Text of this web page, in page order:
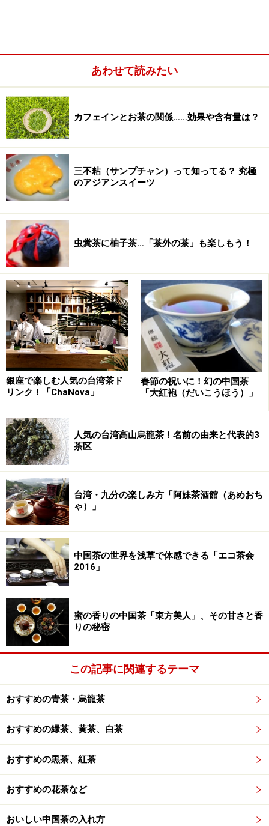
街の入り口から始まる商店街には美味しいものが沢山！
小さなお店が連なる細い路地を歩けば、沢山のかわいい
小物や美味しそうな食べ物に出会えます。また、山の斜
折見える海の風景がとても素敵な場所です。
雰囲気抜群！「阿妹茶酒館（あめおち
ゃ）」
今回ご紹介するのは、そんな坂道の町にある「阿妹茶酒
館」です。ご存知の方も多いと思いますが、この茶館が
日本で一躍有名になったのは、スタジオジブリの宮崎駿
監督が映画「千と千尋の神隠し」を作る時に訪れたと言
われているからです。お店の方の話によると、監督が訪
れた時は窓際の席に座られて、髄分長い間外の景色を見
ていられたそうです。映画のあちこちに描かれているノ
スタルジックな雰囲気は、その時のインスピレーション
からなのかもしれませんね（のちにスタジオジブリから
は否定説もでたようですが）。
一際目を引く大きな茶館
明るいうちにお店に入りましょう！
「阿妹茶酒館」の最大の魅力は、暮れ時をここで過ごす
ことです。その為には少し早めにお店に到着することを
お勧めします。九分は人気の観光スポットですし、この
茶館も人気が高いので休日などはとても混み合います。
できれば良い席を確保したいので、まだ明るいうちにお
店に入ると良いと思います。
3階のテラス席がお勧め！
店内には、2階の室内席と3階のテラス席がありますが、
とすぐに海が見えてくると思います。それだけでも気分
あわせて読みたい
カフェインとお茶の関係……効果や含有量は？
三不粘（サンプチャン）って知ってる？ 究極
のアジアンスイーツ
虫糞茶に柚子茶…「茶外の茶」も楽しもう！
銀座で楽しむ人気の台湾茶ド
リンク！「ChaNova」
春節の祝いに！幻の中国茶
「大紅袍（だいこうほう）」
人気の台湾高山烏龍茶！名前の由来と代表的3
茶区
台湾・九分の楽しみ方「阿妹茶酒館（あめおち
ゃ）」
中国茶の世界を浅草で体感できる「エコ茶会
2016」
蜜の香りの中国茶「東方美人」、その甘さと香
りの秘密
この記事に関連するテーマ
おすすめの青茶・烏龍茶
おすすめの緑茶、黄茶、白茶
おすすめの黒茶、紅茶
おすすめの花茶など
おいしい中国茶の入れ方